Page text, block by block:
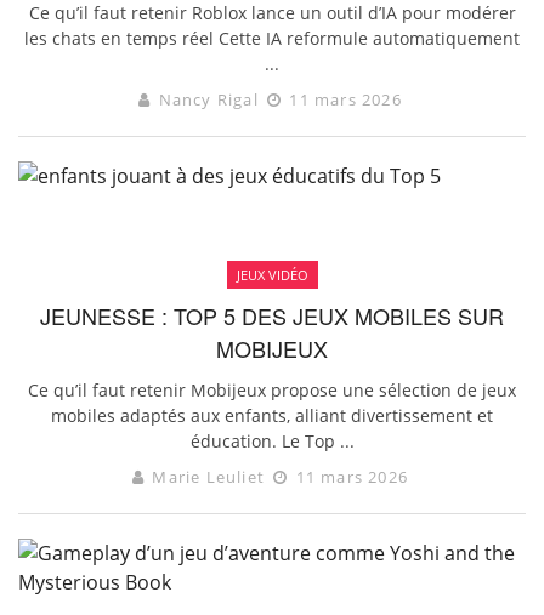
Ce qu’il faut retenir Roblox lance un outil d’IA pour modérer
les chats en temps réel Cette IA reformule automatiquement
...
Nancy Rigal 11 mars 2026
JEUX VIDÉO
JEUNESSE : TOP 5 DES JEUX MOBILES SUR
MOBIJEUX
Ce qu’il faut retenir Mobijeux propose une sélection de jeux
mobiles adaptés aux enfants, alliant divertissement et
éducation. Le Top ...
Marie Leuliet 11 mars 2026